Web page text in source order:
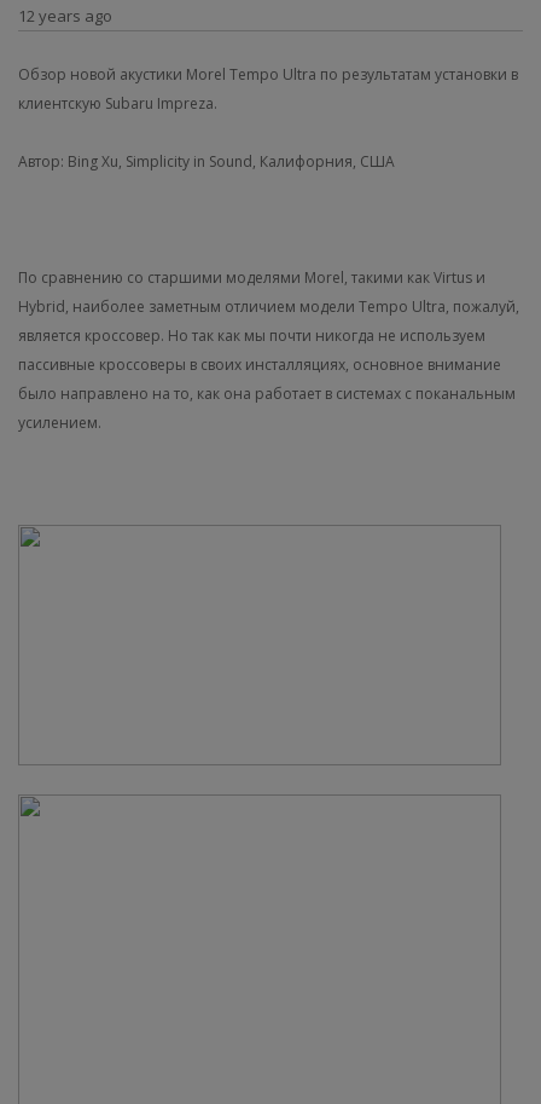
12 years ago
Обзор новой акустики Morel Tempo Ultra по результатам установки в
клиентскую Subaru Impreza.
Автор: Bing Xu, Simplicity in Sound, Калифорния, США
По сравнению со старшими моделями Morel, такими как Virtus и
Hybrid, наиболее заметным отличием модели Tempo Ultra, пожалуй,
является кроссовер. Но так как мы почти никогда не используем
пассивные кроссоверы в своих инсталляциях, основное внимание
было направлено на то, как она работает в системах с поканальным
усилением.